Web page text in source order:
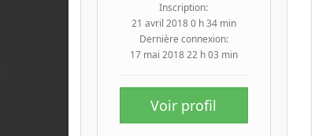
Inscription:
21 avril 2018 0 h 34 min
Dernière connexion:
17 mai 2018 22 h 03 min
Voir profil